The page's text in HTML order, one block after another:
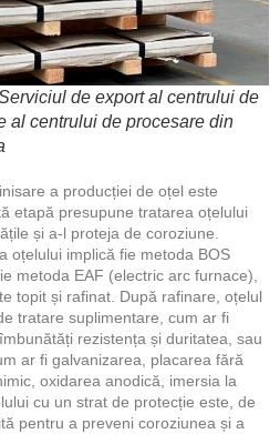
de export al centrului de
al centrului de procesare din
a producției de oțel este
etapă presupune tratarea oțelului
și a-l proteja de coroziune.
oțelului implică fie metoda BOS
metoda EAF (electric arc furnace),
topit și rafinat. După rafinare, oțelul
tratare suplimentare, cum ar fi
rezistența și duritatea, sau
ar fi galvanizarea, placarea fără
oxidarea anodică, imersia la
cu un strat de protecție este, de
pentru a preveni coroziunea și a